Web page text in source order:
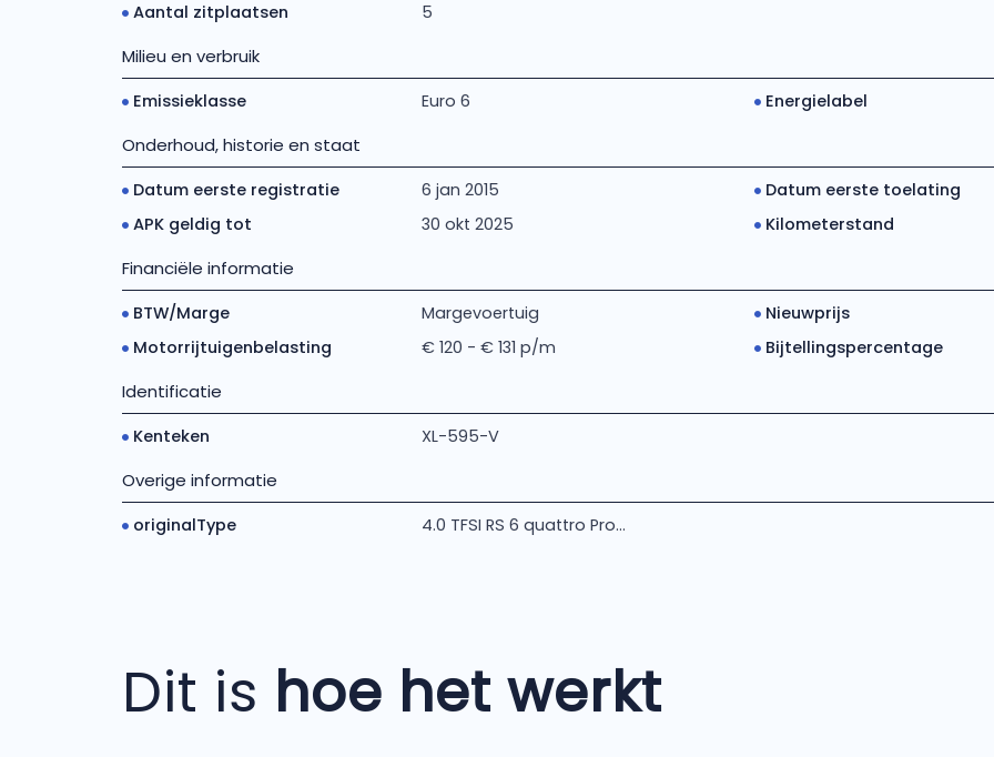
Aantal zitplaatsen 5
Milieu en verbruik
Emissieklasse Euro 6 Energielabel
Onderhoud, historie en staat
Datum eerste registratie 6 jan 2015 Datum eerste toelating
APK geldig tot
30 okt 2025 Kilometerstand
Financiële informatie
BTW/Marge Margevoertuig Nieuwprijs
Motorrijtuigenbelasting
€ 120 - € 131 p/m Bijtellingspercentage
Identificatie
Kenteken XL-595-V
Overige informatie
originalType 4.0 TFSI RS 6 quattro Pro...
Dit is hoe het werkt